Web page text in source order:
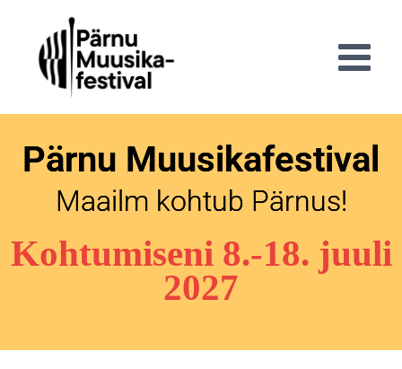
Pärnu Muusikafestival
Maailm kohtub Pärnus!
Kohtumiseni 8.-18. juuli
2027